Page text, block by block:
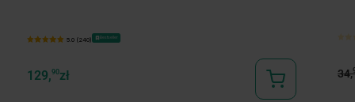
5.0 (240) Bestseller
129,90zł 34,